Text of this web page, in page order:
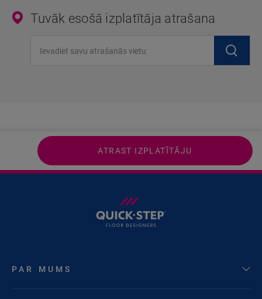
Tuvāk esošā izplatītāja atrašana
ATRAST IZPLATĪTĀJU
PAR MUMS